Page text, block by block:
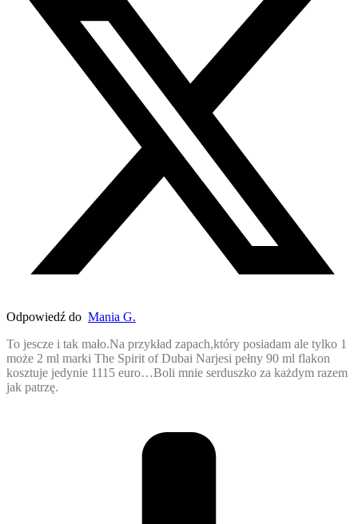
Odpowiedź do Mania G.
To jescze i tak mało.Na przykład zapach,który posiadam ale tylko 1
może 2 ml marki The Spirit of Dubai Narjesi pełny 90 ml flakon
kosztuje jedynie 1115 euro…Boli mnie serduszko za każdym razem
jak patrzę.